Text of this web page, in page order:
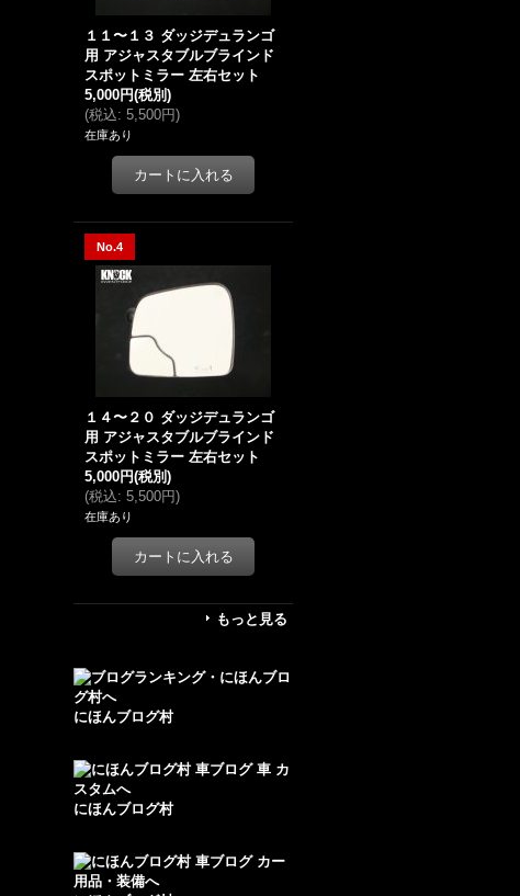
１１〜１３ ダッジデュランゴ
用 アジャスタブルブラインド
スポットミラー 左右セット
5,000円(税別)
(税込: 5,500円)
在庫あり
No.4
１４〜２０ ダッジデュランゴ
用 アジャスタブルブラインド
スポットミラー 左右セット
5,000円(税別)
(税込: 5,500円)
在庫あり
もっと見る
にほんブログ村
にほんブログ村